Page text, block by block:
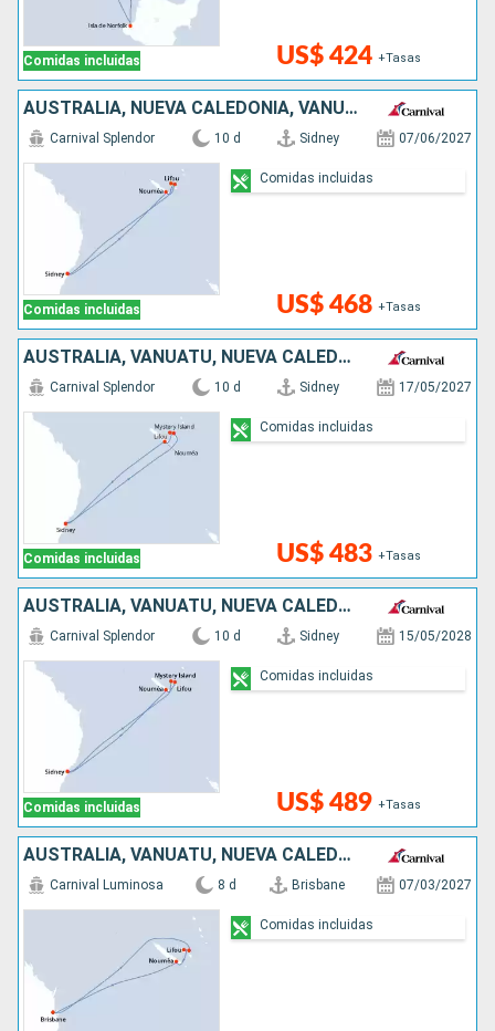
Comidas incluidas US$ 424 +Tasas
AUSTRALIA, NUEVA CALEDONIA, VANUATU
Comidas incluidas
Carnival Splendor 10 d Sidney 07/06/2027
US$ 468 +Tasas
Comidas incluidas
AUSTRALIA, VANUATU, NUEVA CALEDONIA
Comidas incluidas
Carnival Splendor 10 d Sidney 17/05/2027
US$ 483 +Tasas
Comidas incluidas
AUSTRALIA, VANUATU, NUEVA CALEDONIA
Comidas incluidas
Carnival Splendor 10 d Sidney 15/05/2028
US$ 489 +Tasas
Comidas incluidas
AUSTRALIA, VANUATU, NUEVA CALEDONIA
Carnival Luminosa 8 d Brisbane 07/03/2027
Comidas incluidas